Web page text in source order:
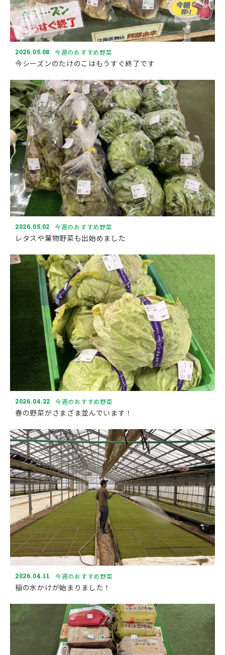
2026.05.08 今週のおすすめ野菜
今シーズンのたけのこはもうすぐ終了です
2026.05.02 今週のおすすめ野菜
レタスや葉物野菜も出始めました
2026.04.22 今週のおすすめ野菜
春の野菜がさまざま並んでいます！
2026.04.11 今週のおすすめ野菜
稲の水かけが始まりました！